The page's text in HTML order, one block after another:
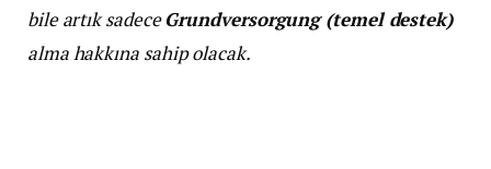
bile artık sadeceGrundversorgung (temel destek)
alma hakkına sahip olacak.